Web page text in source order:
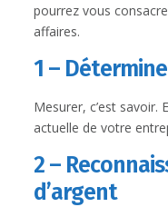
pourrez vous
affaires.
1 –
Mesurer, c’est savoir.
actuelle de votre
2 –
d’argent